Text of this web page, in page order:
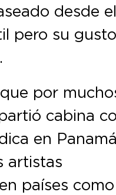
desde el
pero su gusto
por
cabina
en Panamá
artistas
países como